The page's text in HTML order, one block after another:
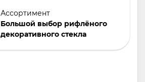
Ассортимент
Большой выбор рифлёного
декоративного стекла